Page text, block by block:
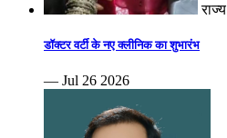
राज्य
डॉक्टर वर्टी के नए क्लीनिक का शुभारंभ
— Jul 26 2026